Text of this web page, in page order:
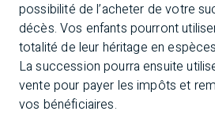
possibilité de l’acheter de votre
décès. Vos enfants pourront
totalité de leur héritage en
La succession pourra ensuite
vente pour payer les impôts et
vos bénéficiaires.